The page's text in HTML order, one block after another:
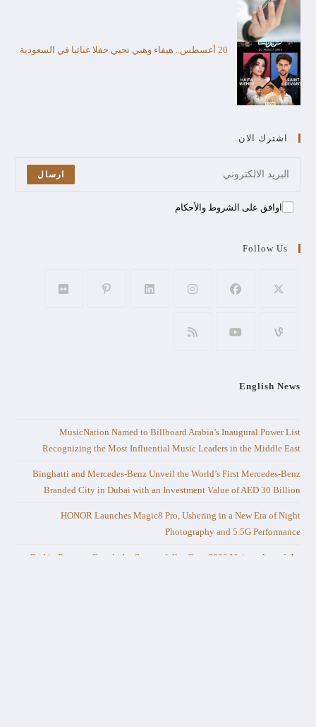
20 أغسطس.. هيفاء وهبي تحيي حفلا غنائيا في السعودية
اشترك الان
ارسال
اوافق على الشروط والأحكام
Follow Us
English News
MusicNation Named to Billboard Arabia’s Inaugural Power List
Recognizing the Most Influential Music Leaders in the Middle East
Binghatti and Mercedes-Benz Unveil the World’s First Mercedes-Benz
Branded City in Dubai with an Investment Value of AED 30 Billion
HONOR Launches Magic8 Pro, Ushering in a New Era of Night
Photography and 5.5G Performance
Red in Progress Concludes Successfully: Over 3000 Visitors Attend the